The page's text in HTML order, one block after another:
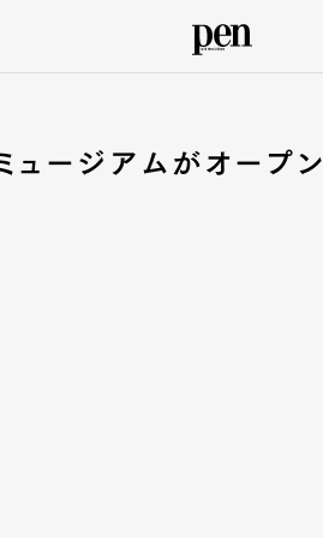
ュージアムがオープン